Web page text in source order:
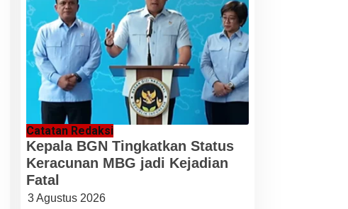
Catatan Redaksi
Kepala BGN Tingkatkan Status
Keracunan MBG jadi Kejadian
Fatal
3 Agustus 2026